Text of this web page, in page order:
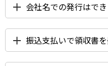
会社名での発行はで
振込支払いで領収書